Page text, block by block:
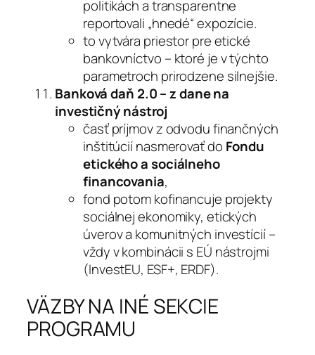
politikách a transparentne
reportovali „hnedé“ expozície.
to vytvára priestor pre etické
bankovníctvo – ktoré je v týchto
parametroch prirodzene silnejšie.
Banková daň 2.0 – z dane na
investičný nástroj
časť príjmov z odvodu finančných
inštitúcií nasmerovať do Fondu
etického a sociálneho
financovania,
fond potom kofinancuje projekty
sociálnej ekonomiky, etických
úverov a komunitných investícií –
vždy v kombinácii s EÚ nástrojmi
(InvestEU, ESF+, ERDF).
VÄZBY NA INÉ SEKCIE
PROGRAMU